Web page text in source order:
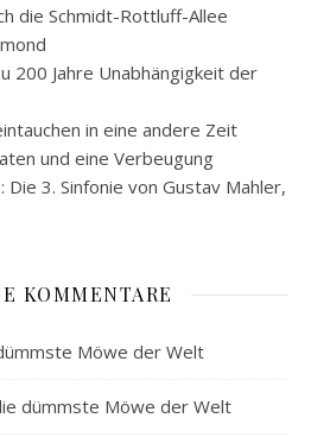
die Schmidt-Rottluff-Allee
200 Jahre Unabhängigkeit der
in eine andere Zeit
und eine Verbeugung
3. Sinfonie von Gustav Mahler,
KOMMENTARE
Möwe der Welt
dümmste Möwe der Welt